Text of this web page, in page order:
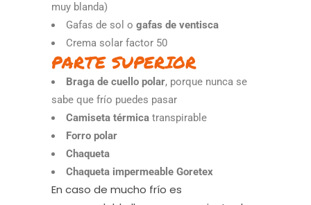
muy blanda)
Gafas de sol o gafas de ventisca
Crema solar factor 50
PARTE SUPERIOR
Braga de cuello polar, porque nunca se
sabe que frío puedes pasar
Camiseta térmica transpirable
Forro polar
Chaqueta
Chaqueta impermeable Goretex
En caso de mucho frío es